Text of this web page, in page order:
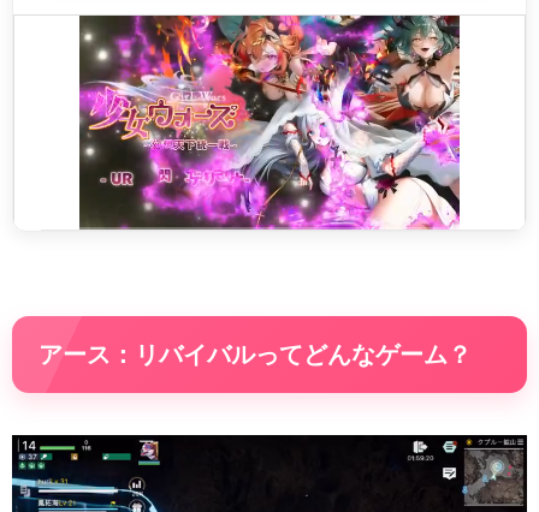
アース：リバイバルってどんなゲーム？
動
画